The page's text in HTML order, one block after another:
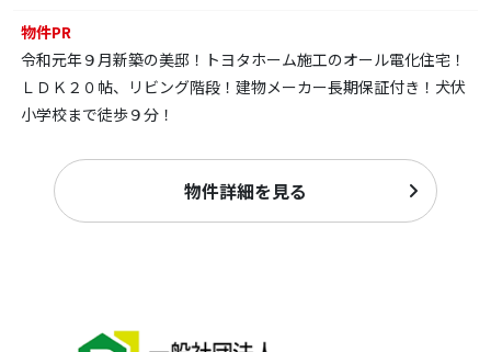
物件PR
令和元年９月新築の美邸！トヨタホーム施工のオール電化住宅！
ＬＤＫ２０帖、リビング階段！建物メーカー長期保証付き！犬伏
小学校まで徒歩９分！
物件詳細を見る